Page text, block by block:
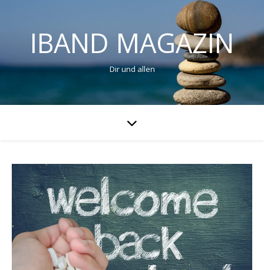
IBAND MAGAZIN
Dir und allen